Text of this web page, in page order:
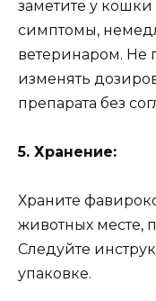
заметите у
симптомы,
ветеринаром. Не
изменять
препарата без
5. Хранение:
Храните
животных месте,
Следуйте
упаковке.